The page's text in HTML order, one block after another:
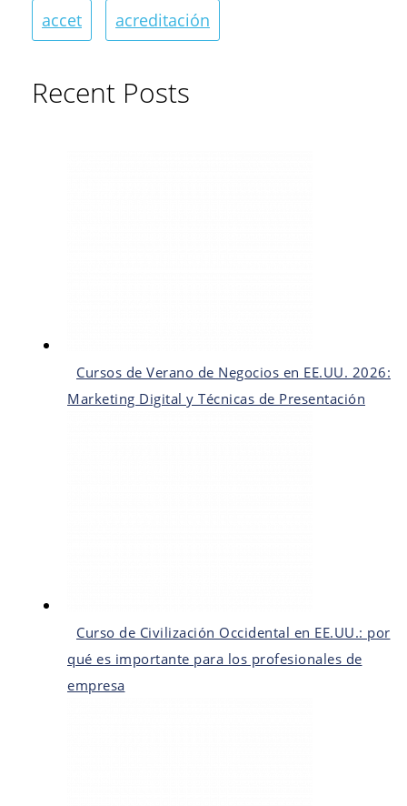
accet acreditación
Recent Posts
Cursos de Verano de Negocios en EE.UU. 2026:
Marketing Digital y Técnicas de Presentación
Curso de Civilización Occidental en EE.UU.: por
qué es importante para los profesionales de
empresa